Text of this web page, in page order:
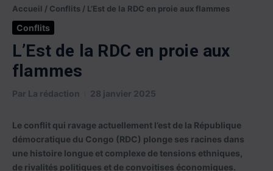
Accueil / Conflits / L’Est de la RDC en proie aux flammes
Conflits
L’Est de la RDC en proie aux
flammes
Par La rédaction 28 janvier 2025
Le conflit qui ravage actuellement l’est de la République
démocratique du Congo (RDC) plonge ses racines dans
une histoire longue et complexe de tensions ethniques,
de rivalités politiques et de convoitises économiques.